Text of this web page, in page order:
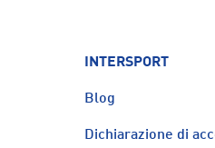
INTERSPORT
Blog
Dichiarazione di